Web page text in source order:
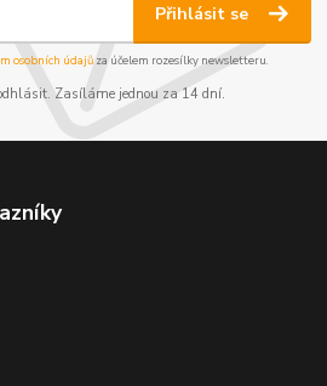
Přihlásit se
osobních údajůza účelem rozesílky newsletteru.
Zasíláme jednou za 14 dní.